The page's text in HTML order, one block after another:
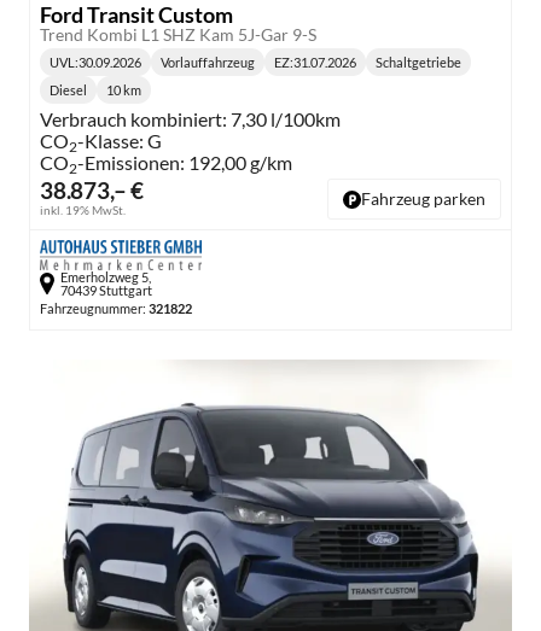
Ford Transit Custom
Trend Kombi L1 SHZ Kam 5J-Gar 9-S
38.873,– €
inkl. 19% MwSt.
UVL :30.09.2026 Vorlauffahrzeug EZ:31.07.2026
Getriebe:
Schaltgetriebe
Diesel 10 km
Verbrauch kombiniert: 7,30 l/100km
CO2-Klasse: G
CO2-Emissionen: 192,00 g/km
Fahrzeug parken
Emerholzweg 5,
70439 Stuttgart
Fahrzeugnummer: 321822